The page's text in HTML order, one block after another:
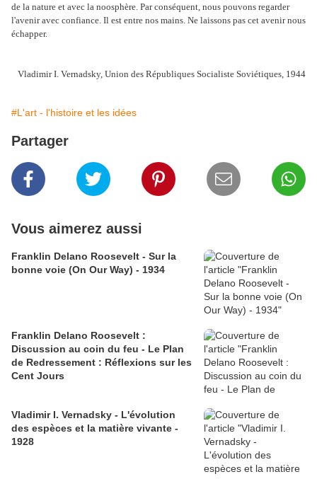
de la nature et avec la noosphère. Par conséquent, nous pouvons regarder
l'avenir avec confiance. Il est entre nos mains. Ne laissons pas cet avenir nous
échapper.
Vladimir I. Vernadsky, Union des Républiques Socialiste Soviétiques, 1944
#L'art - l'histoire et les idées
Partager
Vous aimerez aussi
Franklin Delano Roosevelt - Sur la
bonne voie (On Our Way) - 1934
Franklin Delano Roosevelt :
Discussion au coin du feu - Le Plan
de Redressement : Réflexions sur les
Cent Jours
Vladimir I. Vernadsky - L'évolution
des espèces et la matière vivante -
1928